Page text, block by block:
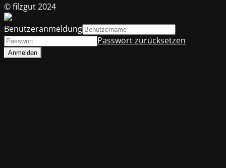
© filzgut 2024
Benutzeranmeldung
Passwort zurücksetzen